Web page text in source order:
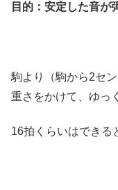
目的：安定した音が
駒より（駒から2セ
重さをかけて、ゆっ
16拍くらいはできる